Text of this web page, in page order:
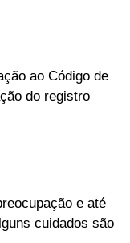
ao Código de
do registro
e até
cuidados são